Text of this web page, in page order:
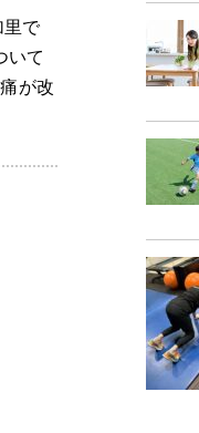
里で
いて
が改